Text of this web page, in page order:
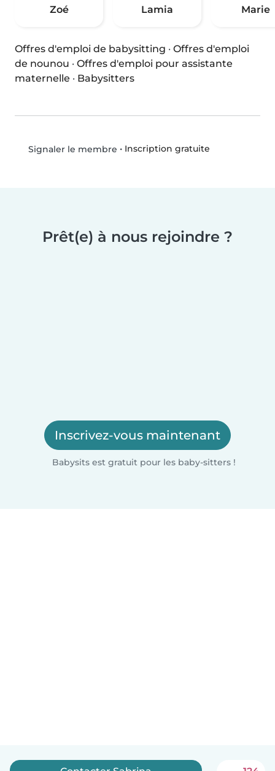
Zoé Lamia Marie
Offres d'emploi de babysitting · Offres d'emploi
de nounou · Offres d'emploi pour assistante
maternelle · Babysitters
Signaler le membre • Inscription gratuite
Prêt(e) à nous rejoindre ?
Inscrivez-vous maintenant
Babysits est gratuit pour les baby-sitters !